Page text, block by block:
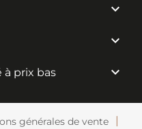


prix bas 
générales de vente